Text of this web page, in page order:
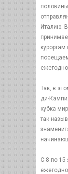
Италию.
Так, в
ди-
кубка
так
С 8 по 15